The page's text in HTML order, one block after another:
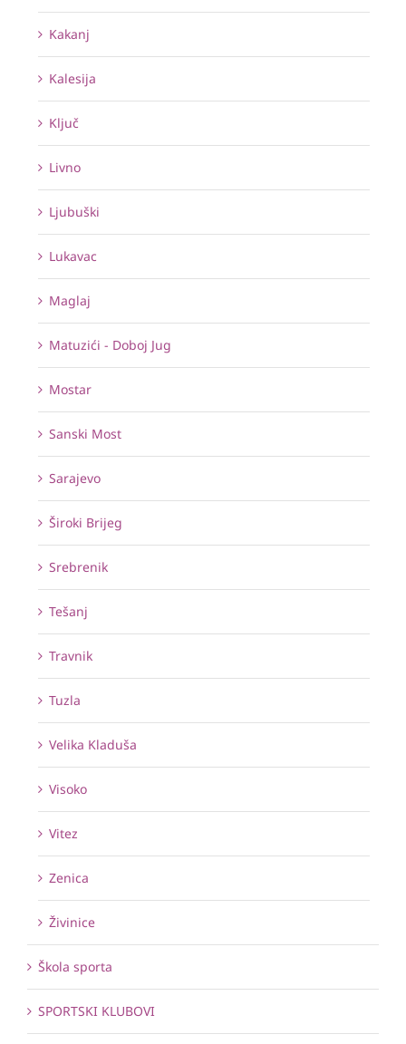
Kakanj
Kalesija
Ključ
Livno
Ljubuški
Lukavac
Maglaj
Matuzići - Doboj Jug
Mostar
Sanski Most
Sarajevo
Široki Brijeg
Srebrenik
Tešanj
Travnik
Tuzla
Velika Kladuša
Visoko
Vitez
Zenica
Živinice
Škola sporta
SPORTSKI KLUBOVI